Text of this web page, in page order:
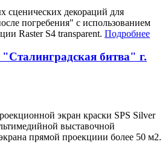
сценических декораций для
погребения" с использованием
Raster S4 transparent. Подробнее
битва" г.
экран краски SPS Silver
выставочной
прямой проекциии более 50 м2.